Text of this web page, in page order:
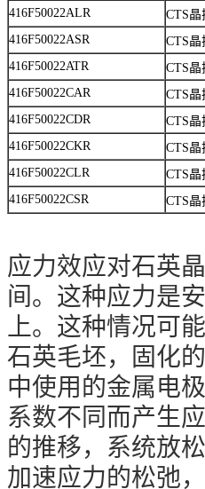
416F50022ALR
CTS晶
416F50022ASR
CTS晶
416F50022ATR
CTS晶
416F50022CAR
CTS晶
416F50022CDR
CTS晶
416F50022CKR
CTS晶
416F50022CLR
CTS晶
416F50022CSR
CTS晶
应力效应对石英
间。这种应力是
上。这种情况可
石英毛坯，固化
中使用的金属电
系数不同而产生
的推移，系统放
加速应力的松弛